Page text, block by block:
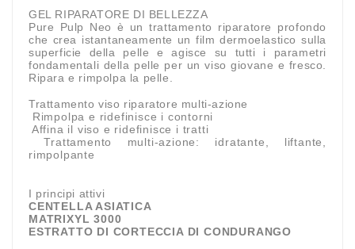
GEL RIPARATORE DI BELLEZZA
Pure Pulp Neo è un trattamento riparatore profondo
che crea istantaneamente un film dermoelastico sulla
superficie della pelle e agisce su tutti i parametri
fondamentali della pelle per un viso giovane e fresco.
Ripara e rimpolpa la pelle.
Trattamento viso riparatore multi-azione
Rimpolpa e ridefinisce i contorni
Affina il viso e ridefinisce i tratti
Trattamento multi-azione: idratante, liftante,
rimpolpante
I principi attivi
CENTELLA ASIATICA
MATRIXYL 3000
ESTRATTO DI CORTECCIA DI CONDURANGO